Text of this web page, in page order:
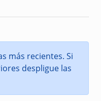
más recientes. Si
despligue las